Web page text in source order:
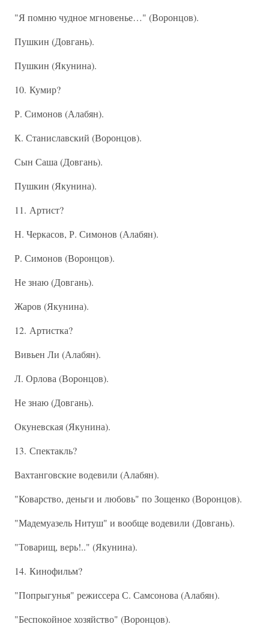
"Я помню чудное мгновенье…" (Воронцов).
Пушкин (Довгань).
Пушкин (Якунина).
10. Кумир?
Р. Симонов (Алабян).
К. Станиславский (Воронцов).
Сын Саша (Довгань).
Пушкин (Якунина).
11. Артист?
Н. Черкасов, Р. Симонов (Алабян).
Р. Симонов (Воронцов).
Не знаю (Довгань).
Жаров (Якунина).
12. Артистка?
Вивьен Ли (Алабян).
Л. Орлова (Воронцов).
Не знаю (Довгань).
Окуневская (Якунина).
13. Спектакль?
Вахтанговские водевили (Алабян).
"Коварство, деньги и любовь" по Зощенко (Воронцов).
"Мадемуазель Нитуш" и вообще водевили (Довгань).
"Товарищ, верь!.." (Якунина).
14. Кинофильм?
"Попрыгунья" режиссера С. Самсонова (Алабян).
"Беспокойное хозяйство" (Воронцов).